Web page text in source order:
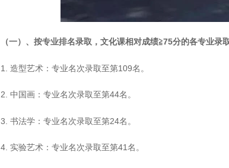
（一）、按专业排名录取，文化课相对成绩≧75分的各专业录
1. 造型艺术：专业名次录取至第109名。
2. 中国画：专业名次录取至第44名。
3. 书法学：专业名次录取至第24名。
4. 实验艺术：专业名次录取至第41名。